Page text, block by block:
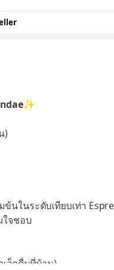
✨
)
นในระดับเทียบเท่า
ใจชอบ
เล็กดื่มที่บ้าน)